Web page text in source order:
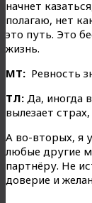
начнет
полагаю, нет
это путь. Это
жизнь.
МТ: Ревность
ТЛ: Да, иногда
вылезает
А во-вторых, я
любые другие
партнёру. Не
доверие и